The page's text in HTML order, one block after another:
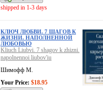
shipped in 1-3 days
КЛЮЧ ЛЮБВИ. 7 ШАГОВ К
ЖИЗНИ. НАПОЛНЕННОЙ
ЛЮБОВЬЮ
Kliuch Liubvi. 7 shagov k zhizni.
napolnennoi liubov'iu
Шимофф М.
Your Price: $18.95